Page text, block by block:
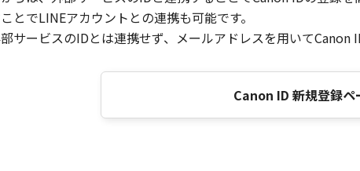
とでLINEアカウントとの連携も可能です。
サービスのIDとは連携せず、メールアドレスを用いてCanon
Canon ID 新規登録ペ